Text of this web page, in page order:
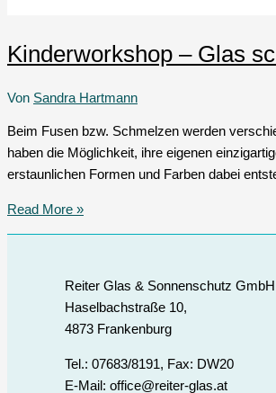
Kinderworkshop – Glas
Von Sandra Hartmann
Beim Fusen bzw. Schmelzen werden
haben die Möglichkeit, ihre eigenen
erstaunlichen Formen und Farben dabei
Read More »
Reiter Glas & Sonnenschutz GmbH
Haselbachstraße 10,
4873 Frankenburg
Tel.: 07683/8191, Fax: DW20
E-Mail: office@reiter-glas.at